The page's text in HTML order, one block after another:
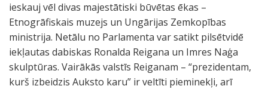
ieskauj vēl divas majestātiski būvētas ēkas –
Etnogrāfiskais muzejs un Ungārijas Zemkopības
ministrija. Netālu no Parlamenta var satikt pilsētvidē
iekļautas dabiskas Ronalda Reigana un Imres Naģa
skulptūras. Vairākās valstīs Reiganam – “prezidentam,
kurš izbeidzis Auksto karu” ir veltīti pieminekļi, arī